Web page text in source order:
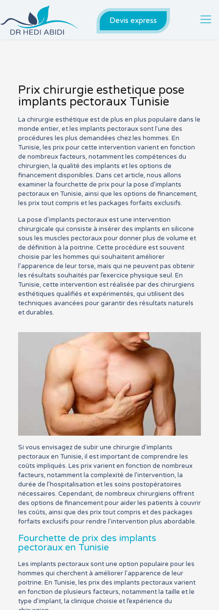
Devis express
Prix chirurgie esthetique pose
implants pectoraux Tunisie
La chirurgie esthétique est de plus en plus populaire dans le
monde entier, et les implants pectoraux sont l’une des
procédures les plus demandées chez les hommes. En
Tunisie, les prix pour cette intervention varient en fonction
de nombreux facteurs, notamment les compétences du
chirurgien, la qualité des implants et les options de
financement disponibles. Dans cet article, nous allons
examiner la fourchette de prix pour la pose d’implants
pectoraux en Tunisie, ainsi que les options de financement,
les prix tout compris et les packages forfaits exclusifs.
La pose d’implants pectoraux est une intervention
chirurgicale qui consiste à insérer des implants en silicone
sous les muscles pectoraux pour donner plus de volume et
de définition à la poitrine. Cette procédure est souvent
choisie par les hommes qui souhaitent améliorer
l’apparence de leur torse, mais qui ne peuvent pas obtenir
les résultats souhaités par l’exercice physique seul. En
Tunisie, cette intervention est réalisée par des chirurgiens
esthétiques qualifiés et expérimentés, qui utilisent des
techniques avancées pour garantir des résultats naturels
et durables.
Si vous envisagez de subir une chirurgie d’implants
pectoraux en Tunisie, il est important de comprendre les
coûts impliqués. Les prix varient en fonction de nombreux
facteurs, notamment la complexité de l’intervention, la
durée de l’hospitalisation et les soins postopératoires
nécessaires. Cependant, de nombreux chirurgiens offrent
des options de financement pour aider les patients à couvrir
les coûts, ainsi que des prix tout compris et des packages
forfaits exclusifs pour rendre l’intervention plus abordable.
Fourchette de prix des implants
pectoraux en Tunisie
Les implants pectoraux sont une option populaire pour les
hommes qui cherchent à améliorer l’apparence de leur
poitrine. En Tunisie, les prix des implants pectoraux varient
en fonction de plusieurs facteurs, notamment la taille et le
type d’implant, la clinique choisie et l’expérience du